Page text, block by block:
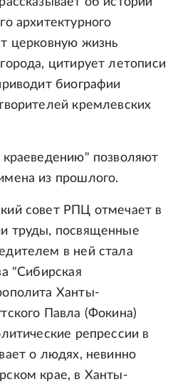
архитектурного
церковную жизнь
цитирует летописи
биографии
кремлевских
краеведению" позволяют
из прошлого.
совет РПЦ отмечает в
труды, посвященные
в ней стала
"Сибирская
Ханты-
Павла (Фокина)
репрессии в
о людях, невинно
крае, в Ханты-